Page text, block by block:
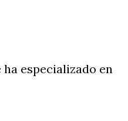
especializado en